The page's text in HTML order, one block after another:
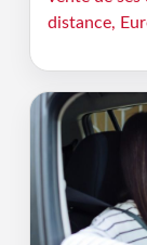
distance,